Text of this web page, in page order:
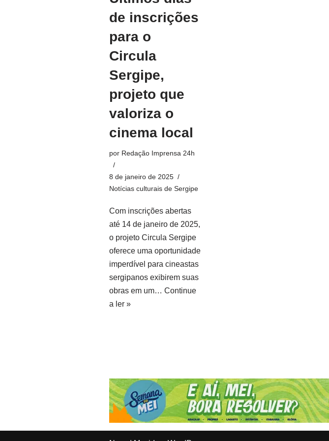
de inscrições
para o
Circula
Sergipe,
projeto que
valoriza o
cinema local
por Redação Imprensa 24h
8 de janeiro de 2025
Notícias culturais de Sergipe
Com inscrições abertas
até 14 de janeiro de 2025,
o projeto Circula Sergipe
oferece uma oportunidade
imperdível para cineastas
sergipanos exibirem suas
obras em um… Continue
a ler »